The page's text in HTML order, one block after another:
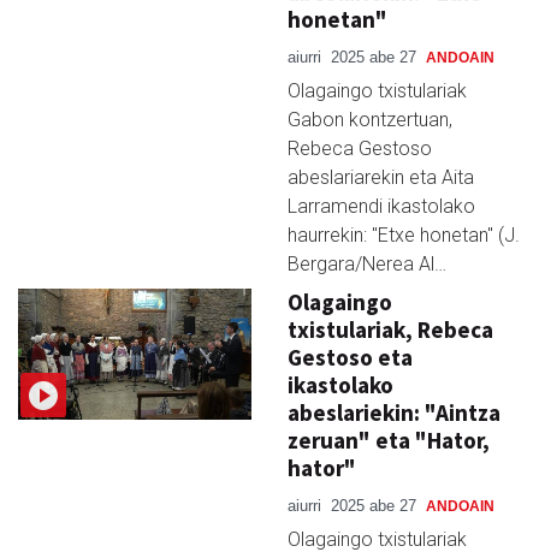
honetan"
aiurri 2025 abe 27 ANDOAIN
Olagaingo txistulariak
Gabon kontzertuan,
Rebeca Gestoso
abeslariarekin eta Aita
Larramendi ikastolako
haurrekin: "Etxe honetan" (J.
Bergara/Nerea Al…
Olagaingo
txistulariak, Rebeca
Gestoso eta
ikastolako
abeslariekin: "Aintza
zeruan" eta "Hator,
hator"
aiurri 2025 abe 27 ANDOAIN
Olagaingo txistulariak